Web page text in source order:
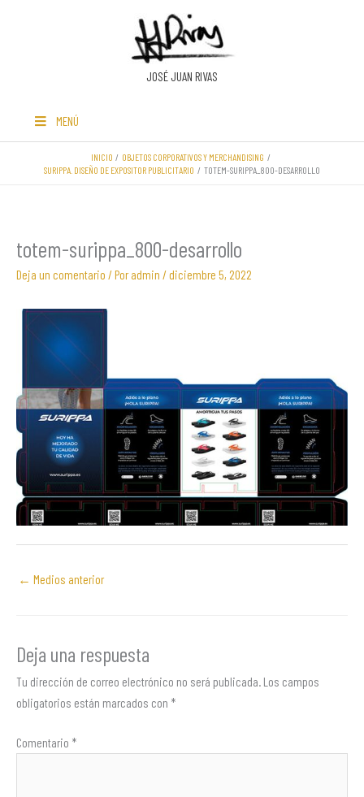
JOSÉ JUAN RIVAS
MENÚ
INICIO
OBJETOS CORPORATIVOS Y MERCHANDISING
SURIPPA. DISEÑO DE EXPOSITOR PUBLICITARIO
TOTEM-SURIPPA_800-DESARROLLO
totem-surippa_800-desarrollo
Deja un comentario / Poradmin /diciembre 5, 2022
← Medios anterior
Deja una respuesta
Tu dirección de correo electrónico no será publicada. Los campos
obligatorios están marcados con *
Comentario *